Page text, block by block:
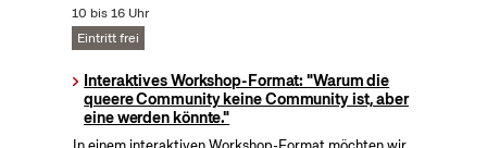
10 bis 16 Uhr
Eintritt frei
Interaktives Workshop-Format: "Warum die
queere Community keine Community ist, aber
eine werden könnte."